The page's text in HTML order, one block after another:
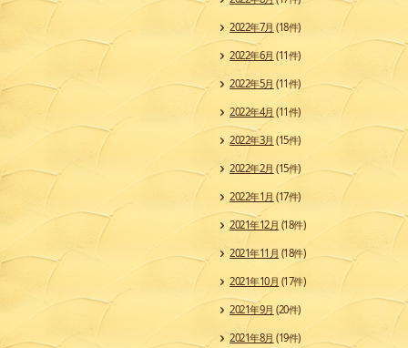
2022年7月 (18件)
2022年6月 (11件)
2022年5月 (11件)
2022年4月 (11件)
2022年3月 (15件)
2022年2月 (15件)
2022年1月 (17件)
2021年12月 (18件)
2021年11月 (18件)
2021年10月 (17件)
2021年9月 (20件)
2021年8月 (19件)